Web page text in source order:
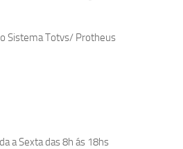
Sistema Totvs/ Protheus
a Sexta das 8h ás 18hs